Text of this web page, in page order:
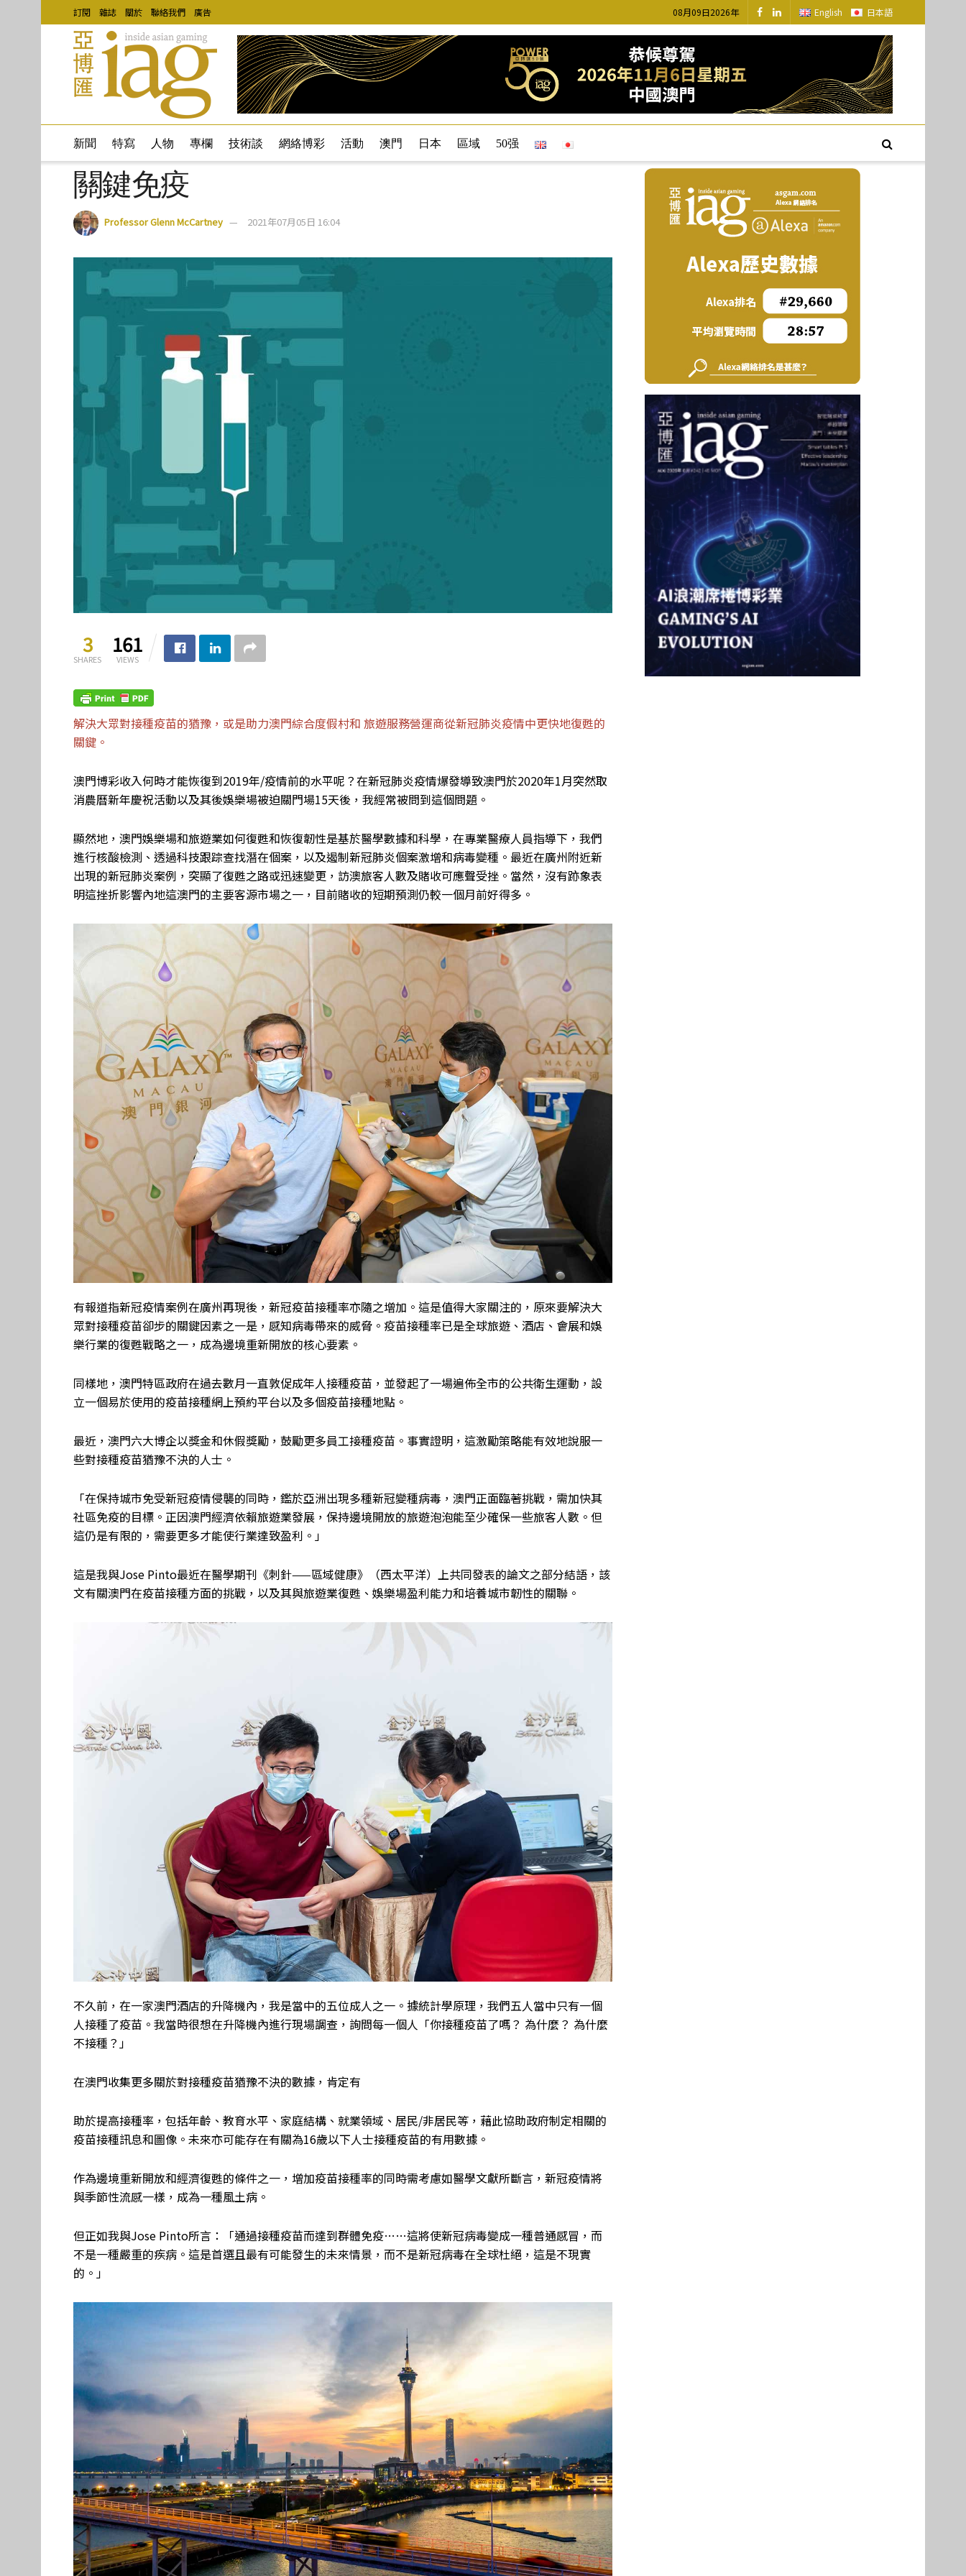
訂閱 雜誌 關於 聯絡我們 廣告 08月09日2026年 English 日本語
新聞 特寫 人物 專欄 技術談 網絡博彩 活動 澳門 日本 區域 50强
關鍵免疫
Professor Glenn McCartney 2021年07月05日 16:04
3
SHARES
161
VIEWS
解決大眾對接種疫苗的猶豫，或是助力澳門綜合度假村和 旅遊服務營運商從新冠肺炎疫情中更快地復甦的
關鍵。
澳門博彩收入何時才能恢復到2019年/疫情前的水平呢？在新冠肺炎疫情爆發導致澳門於2020年1月突然取
消農曆新年慶祝活動以及其後娛樂場被迫關門場15天後，我經常被問到這個問題。
顯然地，澳門娛樂場和旅遊業如何復甦和恢復韌性是基於醫學數據和科學，在專業醫療人員指導下，我們
進行核酸檢測、透過科技跟踪查找潛在個案，以及遏制新冠肺炎個案激增和病毒變種。最近在廣州附近新
出現的新冠肺炎案例，突顯了復甦之路或迅速變更，訪澳旅客人數及賭收可應聲受挫。當然，沒有跡象表
明這挫折影響內地這澳門的主要客源市場之一，目前賭收的短期預測仍較一個月前好得多。
有報道指新冠疫情案例在廣州再現後，新冠疫苗接種率亦隨之增加。這是值得大家關注的，原來要解決大
眾對接種疫苗卻步的關鍵因素之一是，感知病毒帶來的威脅。疫苗接種率已是全球旅遊、酒店、會展和娛
樂行業的復甦戰略之一，成為邊境重新開放的核心要素。
同樣地，澳門特區政府在過去數月一直敦促成年人接種疫苗，並發起了一場遍佈全市的公共衛生運動，設
立一個易於使用的疫苗接種網上預約平台以及多個疫苗接種地點。
最近，澳門六大博企以獎金和休假獎勵，鼓勵更多員工接種疫苗。事實證明，這激勵策略能有效地說服一
些對接種疫苗猶豫不決的人士。
「在保持城市免受新冠疫情侵襲的同時，鑑於亞洲出現多種新冠變種病毒，澳門正面臨著挑戰，需加快其
社區免疫的目標。正因澳門經濟依賴旅遊業發展，保持邊境開放的旅遊泡泡能至少確保一些旅客人數。但
這仍是有限的，需要更多才能使行業達致盈利。」
這是我與Jose Pinto最近在醫學期刊《刺針——區域健康》（西太平洋）上共同發表的論文之部分結語，該
文有關澳門在疫苗接種方面的挑戰，以及其與旅遊業復甦、娛樂場盈利能力和培養城市韌性的關聯。
不久前，在一家澳門酒店的升降機內，我是當中的五位成人之一。據統計學原理，我們五人當中只有一個
人接種了疫苗。我當時很想在升降機內進行現場調查，詢問每一個人「你接種疫苗了嗎？ 為什麼？ 為什麼
不接種？」
在澳門收集更多關於對接種疫苗猶豫不決的數據，肯定有
助於提高接種率，包括年齡、教育水平、家庭結構、就業領域、居民/非居民等，藉此協助政府制定相關的
疫苗接種訊息和圖像。未來亦可能存在有關為16歲以下人士接種疫苗的有用數據。
作為邊境重新開放和經濟復甦的條件之一，增加疫苗接種率的同時需考慮如醫學文獻所斷言，新冠疫情將
與季節性流感一樣，成為一種風土病。
但正如我與Jose Pinto所言：「通過接種疫苗而達到群體免疫……這將使新冠病毒變成一種普通感冒，而
不是一種嚴重的疾病。這是首選且最有可能發生的未來情景，而不是新冠病毒在全球杜絕，這是不現實
的。」